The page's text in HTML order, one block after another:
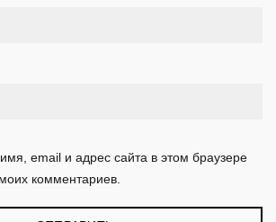
email и адрес сайта в этом браузере
комментариев.